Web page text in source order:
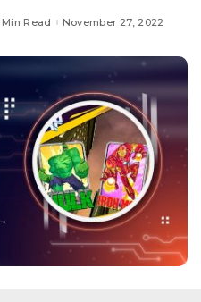
Min Read November 27, 2022